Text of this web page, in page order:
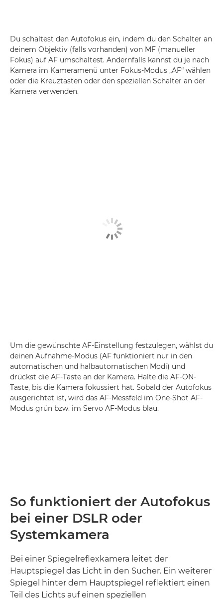
Du schaltest den Autofokus ein, indem du den Schalter an
deinem Objektiv (falls vorhanden) von MF (manueller
Fokus) auf AF umschaltest. Andernfalls kannst du je nach
Kamera im Kameramenü unter Fokus-Modus „AF“ wählen
oder die Kreuztasten oder den speziellen Schalter an der
Kamera verwenden.
Um die gewünschte AF-Einstellung festzulegen, wählst du
deinen Aufnahme-Modus (AF funktioniert nur in den
automatischen und halbautomatischen Modi) und
drückst die AF-Taste an der Kamera. Halte die AF-ON-
Taste, bis die Kamera fokussiert hat. Sobald der Autofokus
ausgerichtet ist, wird das AF-Messfeld im One-Shot AF-
Modus grün bzw. im Servo AF-Modus blau.
So funktioniert der Autofokus
bei einer DSLR oder
Systemkamera
Bei einer Spiegelreflexkamera leitet der
Hauptspiegel das Licht in den Sucher. Ein weiterer
Spiegel hinter dem Hauptspiegel reflektiert einen
Teil des Lichts auf einen speziellen